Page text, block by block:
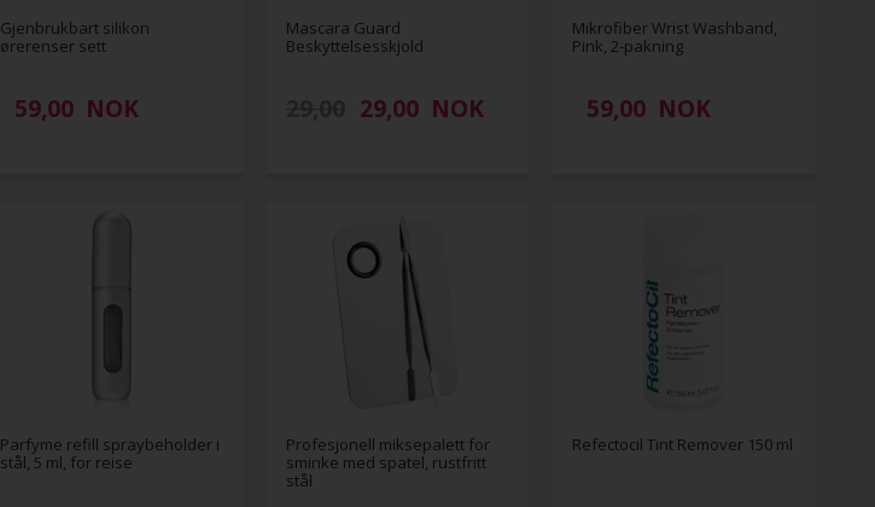
Gjenbrukbart silikon
ørerenser sett
59,00 NOK
Mascara Guard
Beskyttelsesskjold
29,00 NOK
Mikrofiber Wrist Washband,
Pink, 2-pakning
59,00 NOK
Parfyme refill spraybeholder i
stål, 5 ml, for reise
Profesjonell miksepalett for
sminke med spatel, rustfritt
stål
Refectocil Tint Remover 150 ml